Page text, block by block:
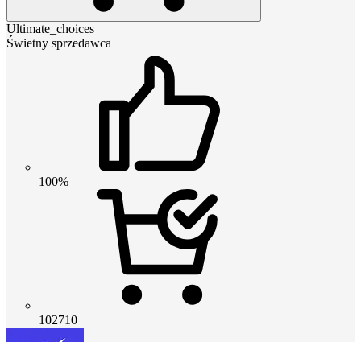
Ultimate_choices
Świetny sprzedawca
100%
102710